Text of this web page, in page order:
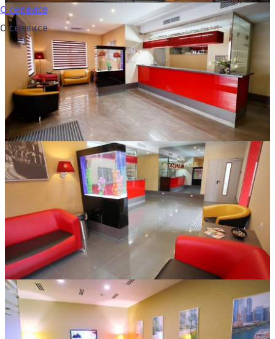
О сервисе
О сервисе